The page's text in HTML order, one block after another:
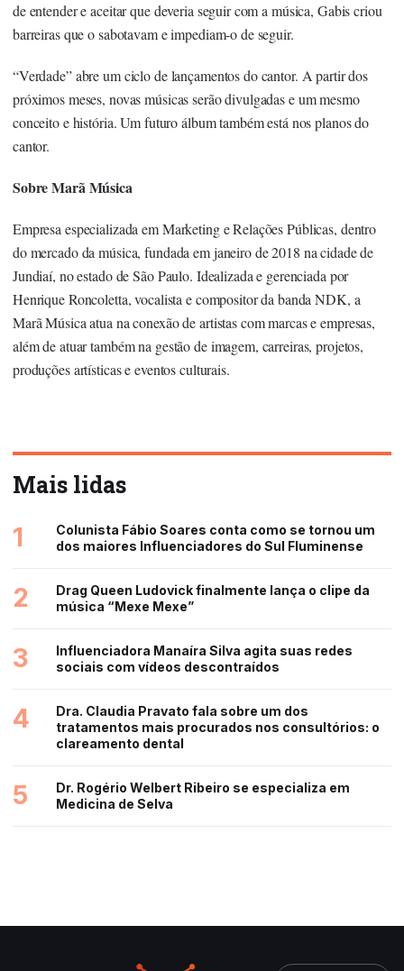
de entender e aceitar que deveria seguir com a música, Gabis criou
barreiras que o sabotavam e impediam-o de seguir.
“Verdade” abre um ciclo de lançamentos do cantor. A partir dos
próximos meses, novas músicas serão divulgadas e um mesmo
conceito e história. Um futuro álbum também está nos planos do
cantor.
Sobre Marã Música
Empresa especializada em Marketing e Relações Públicas, dentro
do mercado da música, fundada em janeiro de 2018 na cidade de
Jundiaí, no estado de São Paulo. Idealizada e gerenciada por
Henrique Roncoletta, vocalista e compositor da banda NDK, a
Marã Música atua na conexão de artistas com marcas e empresas,
além de atuar também na gestão de imagem, carreiras, projetos,
produções artísticas e eventos culturais.
Mais lidas
1
Colunista Fábio Soares conta como se tornou um
dos maiores Influenciadores do Sul Fluminense
2
Drag Queen Ludovick finalmente lança o clipe da
música “Mexe Mexe”
3
Influenciadora Manaíra Silva agita suas redes
sociais com vídeos descontraídos
4
Dra. Claudia Pravato fala sobre um dos
tratamentos mais procurados nos consultórios: o
clareamento dental
5
Dr. Rogério Welbert Ribeiro se especializa em
Medicina de Selva